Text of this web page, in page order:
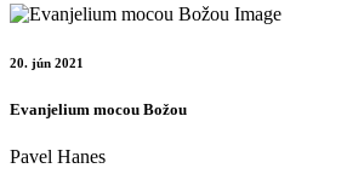
20. jún 2021
Evanjelium mocou Božou
Pavel Hanes